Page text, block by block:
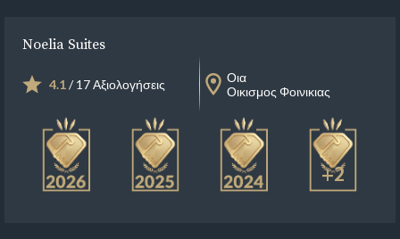
Noelia Suites
4.1/ 17 Αξιολογήσεις
Οια
Οικισμος Φοινικιας
+2